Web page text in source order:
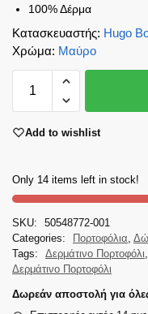
100% Δέρμα
Κατασκευαστής: Hugo
Χρώμα: Μαύρο
Add to wishlist
Only 14 items left in stock!
SKU:
50548772-001
Categories:
Πορτοφόλια,
Tags:
Δερμάτινο Πορτοφόλι,
Δερμάτινο Πορτοφόλι
Δωρεάν αποστολή για